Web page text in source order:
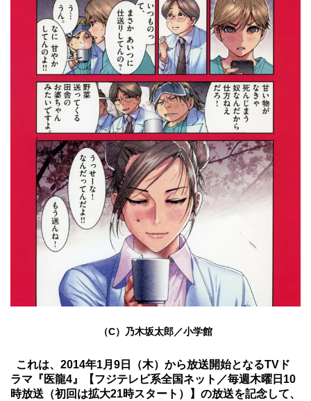
（C）乃木坂太郎／小学館
これは、2014年1月9日（木）から放送開始となるTV ド
ラマ『医龍4』【フジテレビ系全国ネット／毎週木曜日10
時放送（初回は拡大21時スタート）】の放送を記念して、